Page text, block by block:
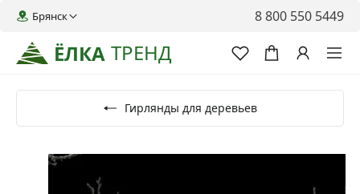
ЁЛКА ТРЕНД
Брянск 8 800 550 5449
Гирлянды для деревьев